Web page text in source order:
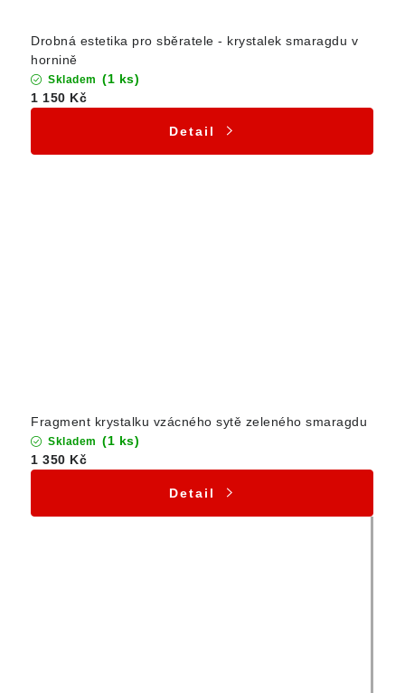
Drobná estetika pro sběratele - krystalek smaragdu v
hornině
Skladem (1 ks)
1 150 Kč
Detail
Fragment krystalku vzácného sytě zeleného smaragdu
Skladem (1 ks)
1 350 Kč
Detail